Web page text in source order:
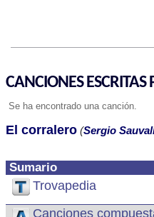
CANCIONES ESCRITAS
Se ha encontrado una canción.
Sumario
Trovapedia
Canciones
El corralero (Sergio